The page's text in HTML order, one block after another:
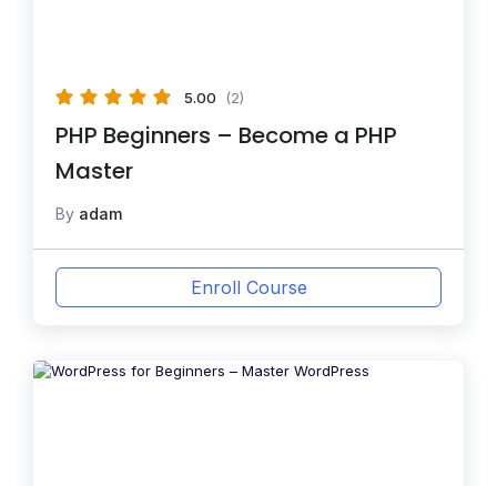
5.00 (2)
PHP Beginners – Become a PHP
Master
By adam
Enroll Course